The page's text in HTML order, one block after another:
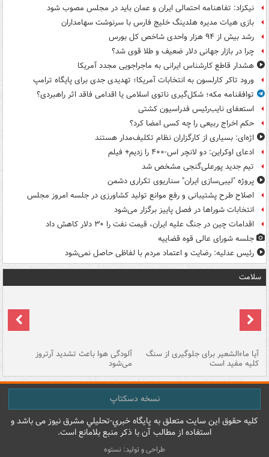
نیکزاد: تفاهنامه احتمالی ایران و عمان باید در مجلس مصوب شود
بازی هیات مدیره هلدینگ خلیج فارس با سرنوشت سهامداران
رشد بیش از ۹۴ هزار واحدی شاخص کل بورس
چرا در بازار جهانی دلار ضعیف و طلا قوی شد؟
هشدار قاطع کارشناس ایرانی به ماجراجویی مجدد آمریکا
ورود تاکر کارلسون به انتخابات آمریکا؛ تهدیدی جدی برای پایگاه ترامپ
توافقنامه مکه؛ شکل‌گیری ناتوی اسلامی یا اقدامی فاقد اثر راهبردی؟
استعفای نایب‌رئیس فدراسیون کشتی
حکم اخراج ربیعی را چه کسی امضا کرد؟
اژه‌ای: بسیاری از کارگزاران نظام تکلیف‌مدار هستند
ادعای اوکراین: دو لانچر اس-۴۰۰ را زدیم+ فیلم
تیم جدید پورعلی‌گنجی مشخص شد
پروژه "لیبی‌سازی ایران" سناریوی تکراری دشمن
اصلاح طرح پشتیبانی و رفع موانع تولید کشاورزی در جلسه امروز مجلس
انتخابات شوراها در فصل پاییز برگزار می‌شود
اقدامات چین در جنگ علیه ایران، قیمت نفت را ۳۰ دلار کاهش داد
جلسه شورای عالی قوه قضاییه
رئیس عدلیه: رضایت و اعتماد مردم با لفاظی حاصل نمی‌شود
سلامت
آیا ماءالشعیر برای جلوگیری از سنگ
کلیه مفید است
آلودگی هوا باعث تشدید آرتروز
می‌شود
نسخه دسکتاپ
کليه حقوق اين سايت متعلق به پایگاه خبري-تحليلي مشرق نيوز می باشد و
استفاده از مطالب آن با ذکر منبع بلامانع است.
طراحی و تولید: نستوه